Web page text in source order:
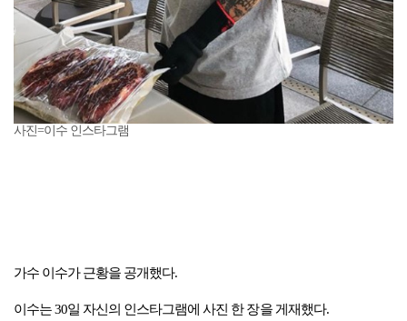
사진=이수 인스타그램
가수 이수가 근황을 공개했다.
이수는 30일 자신의 인스타그램에 사진 한 장을 게재했다.